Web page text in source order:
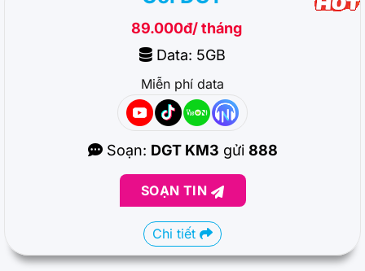
89.000đ/ tháng
Data: 5GB
Miễn phí data
Soạn: DGT KM3 gửi 888
SOẠN TIN
Chi tiết